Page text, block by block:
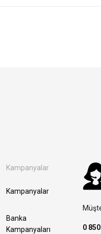
Kampanyalar
Kampanyalar
Banka
Kampanyaları
0